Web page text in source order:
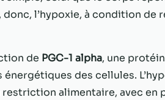
l’hypoxie, à condition de
de PGC-1 alpha, une
des cellules.
alimentaire, avec en